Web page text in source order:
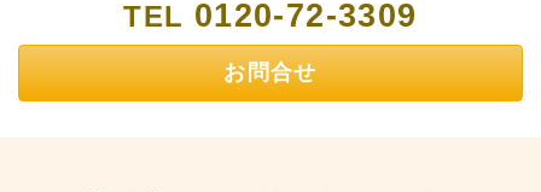
TEL 0120-72-3309
お問合せ